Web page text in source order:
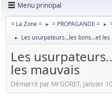
Menu principal
= La Zone = ► = PROPAGANDE = ►
► Les usurpateurs...les bons...et les
Les
les mauvais
Démarré par MrGORET, Janvier